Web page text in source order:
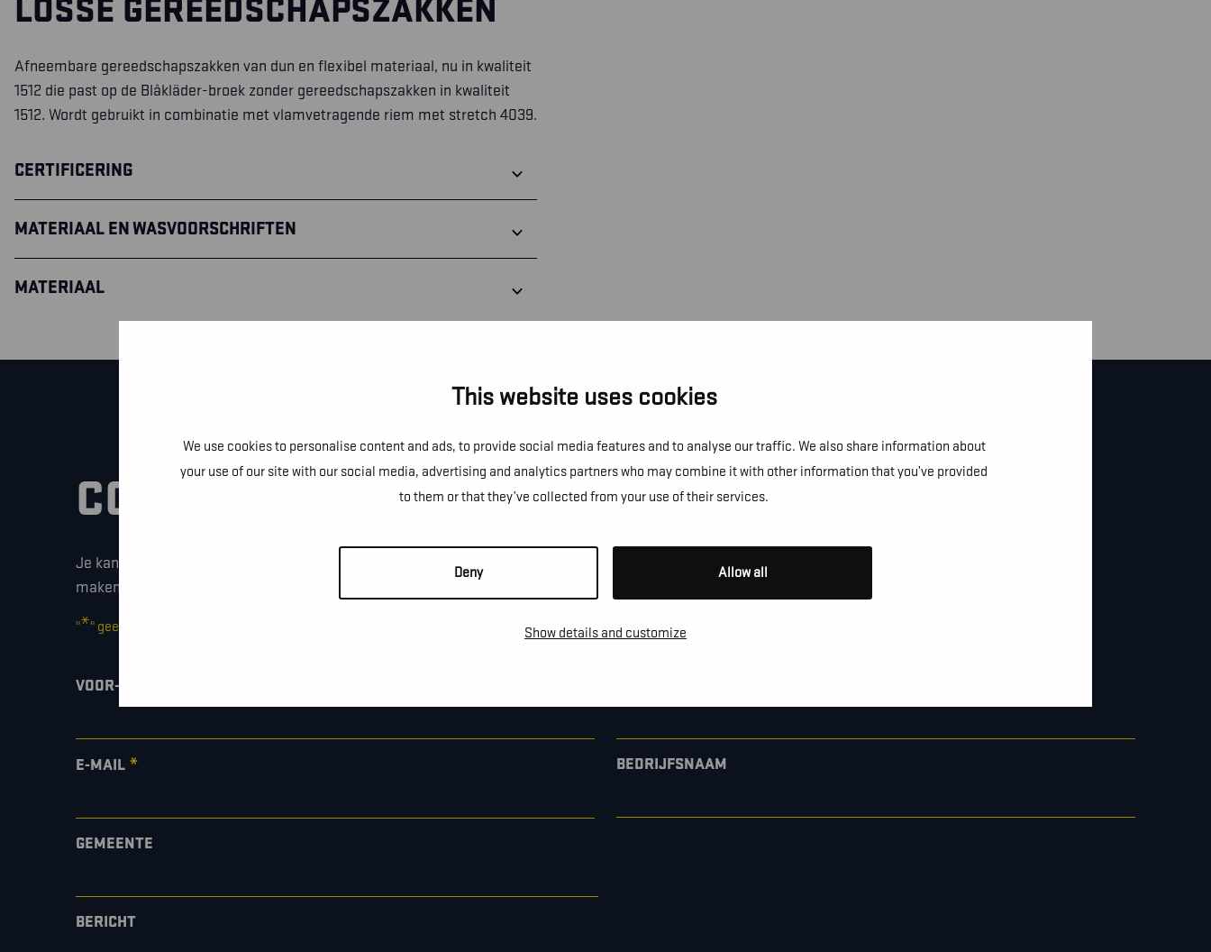
This website uses cookies
We use cookies to personalise content and ads, to provide social media features and to analyse our traffic. We also share information about
your use of our site with our social media, advertising and analytics partners who may combine it with other information that you’ve provided
to them or that they’ve collected from your use of their services.
Deny Allow all
Show details and customize
LOSSE GEREEDSCHAPSZAKKEN
Afneembare gereedschapszakken van dun en flexibel materiaal, nu in kwaliteit
1512 die past op de Blåkläder-broek zonder gereedschapszakken in kwaliteit
1512. Wordt gebruikt in combinatie met vlamvetragende riem met stretch 4039.
CERTIFICERING
MATERIAAL EN WASVOORSCHRIFTEN
MATERIAAL
CONTACTEER ONS!
Je kan dit formulier gebruiken om meer informatie te vragen, een afspraak te
maken of gewoon om even hallo te zeggen.
"*" geeft vereiste velden aan
VOOR- EN ACHTERNAAM
E-MAIL * BEDRIJFSNAAM
GEMEENTE
BERICHT